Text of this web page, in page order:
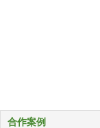
合作案例